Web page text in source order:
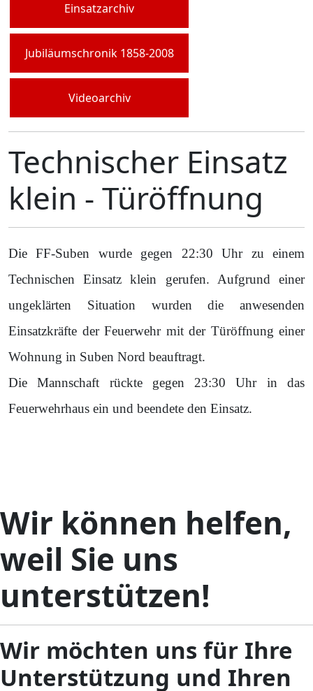
Einsatzarchiv
Jubiläumschronik 1858-2008
Videoarchiv
Technischer Einsatz
klein - Türöffnung
Die FF-Suben wurde gegen 22:30 Uhr zu einem
Technischen Einsatz klein gerufen. Aufgrund einer
ungeklärten Situation wurden die anwesenden
Einsatzkräfte der Feuerwehr mit der Türöffnung einer
Wohnung in Suben Nord beauftragt.
Die Mannschaft rückte gegen 23:30 Uhr in das
Feuerwehrhaus ein und beendete den Einsatz.
Wir können helfen,
weil Sie uns
unterstützen!
Wir möchten uns für Ihre
Unterstützung und Ihren